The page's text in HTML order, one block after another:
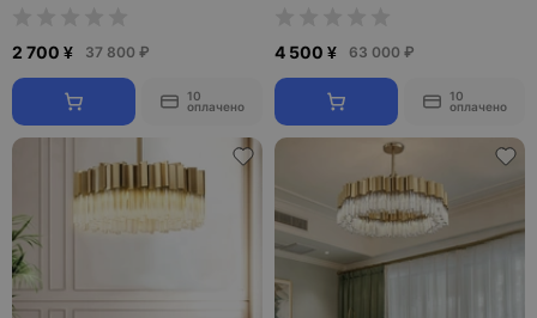
2 700 ¥ 37 800 ₽
10
оплачено
4 500 ¥ 63 000 ₽
10
оплачено